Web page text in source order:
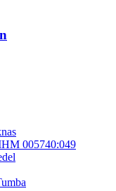
005740:049